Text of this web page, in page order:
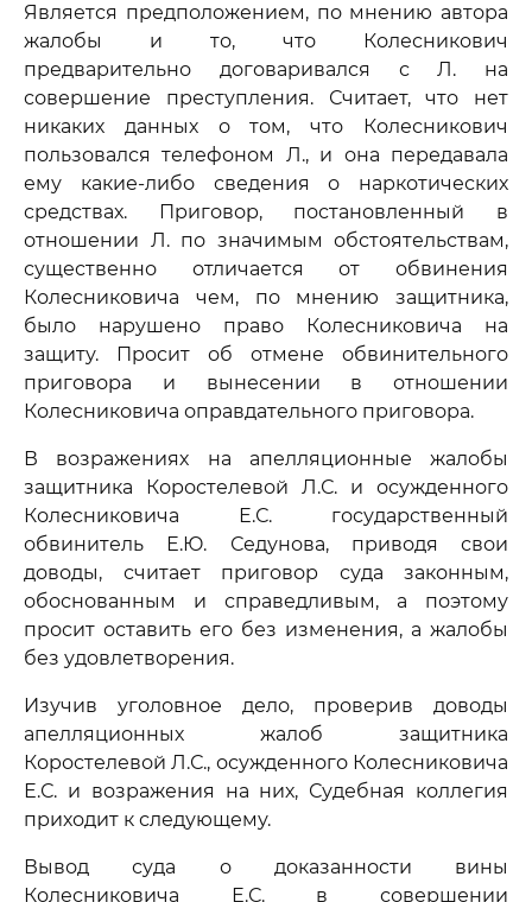
Является предположением, по мнению автора
жалобы и то, что Колесникович
предварительно договаривался с Л. на
совершение преступления. Считает, что нет
никаких данных о том, что Колесникович
пользовался телефоном Л., и она передавала
ему какие-либо сведения о наркотических
средствах. Приговор, постановленный в
отношении Л. по значимым обстоятельствам,
существенно отличается от обвинения
Колесниковича чем, по мнению защитника,
было нарушено право Колесниковича на
защиту. Просит об отмене обвинительного
приговора и вынесении в отношении
Колесниковича оправдательного приговора.
В возражениях на апелляционные жалобы
защитника Коростелевой Л.С. и осужденного
Колесниковича Е.С. государственный
обвинитель Е.Ю. Седунова, приводя свои
доводы, считает приговор суда законным,
обоснованным и справедливым, а поэтому
просит оставить его без изменения, а жалобы
без удовлетворения.
Изучив уголовное дело, проверив доводы
апелляционных жалоб защитника
Коростелевой Л.С., осужденного Колесниковича
Е.С. и возражения на них, Судебная коллегия
приходит к следующему.
Вывод суда о доказанности вины
Колесниковича Е.С. в совершении